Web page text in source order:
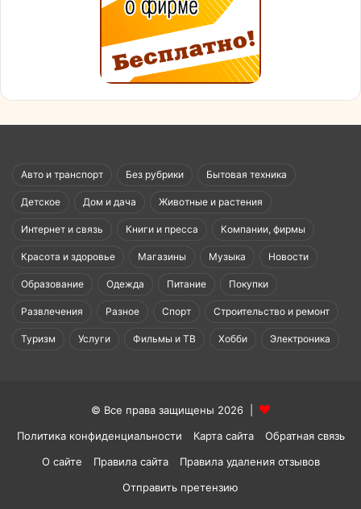
Авто и транспорт Без рубрики Бытовая техника
Детское Дом и дача Животные и растения
Интернет и связь Книги и пресса Компании, фирмы
Красота и здоровье Магазины Музыка Новости
Образование Одежда Питание Покупки
Развлечения Разное Спорт Строительство и ремонт
Туризм Услуги Фильмы и ТВ Хобби Электроника
© Все права защищены 2026 |
Политика конфиденциальности
Карта сайта
Обратная связь
О сайте
Правила сайта
Правила удаления отзывов
Отправить претензию